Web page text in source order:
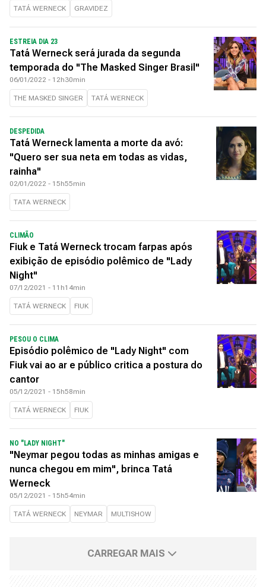
TATÁ WERNECK GRAVIDEZ
ESTREIA DIA 23
Tatá Werneck será jurada da segunda
temporada do "The Masked Singer Brasil"
06/01/2022 - 12h30min
THE MASKED SINGER TATÁ WERNECK
DESPEDIDA
Tatá Werneck lamenta a morte da avó:
"Quero ser sua neta em todas as vidas,
rainha"
02/01/2022 - 15h55min
TATA WERNECK
CLIMÃO
Fiuk e Tatá Werneck trocam farpas após
exibição de episódio polêmico de "Lady
Night"
07/12/2021 - 11h14min
TATÁ WERNECK FIUK
PESOU O CLIMA
Episódio polêmico de "Lady Night" com
Fiuk vai ao ar e público critica a postura do
cantor
05/12/2021 - 15h58min
TATÁ WERNECK FIUK
NO "LADY NIGHT"
"Neymar pegou todas as minhas amigas e
nunca chegou em mim", brinca Tatá
Werneck
05/12/2021 - 15h54min
TATÁ WERNECK NEYMAR MULTISHOW
CARREGAR MAIS